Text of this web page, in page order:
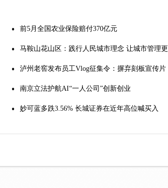
前5月全国农业保险赔付370亿元
马鞍山花山区：践行人民城市理念 让城市管理更
有温度
泸州老窖发布员工Vlog征集令：摒弃刻板宣传片
套路，主
南京立法护航AI“一人公司”创新创业
妙可蓝多跌3.56% 长城证券在近年高位喊买入